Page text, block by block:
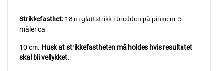
Strikkefasthet: 18 m glattstrikk i bredden på pinne nr 5
måler ca
10 cm. Husk at strikkefastheten må holdes hvis resultatet
skal bli vellykket.